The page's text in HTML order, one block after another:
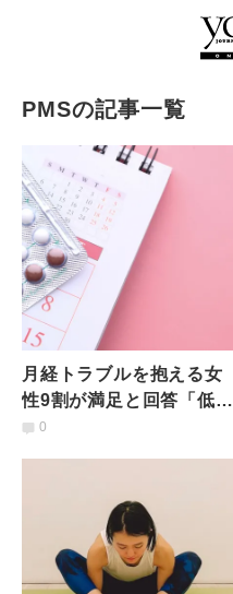
PMSの記事一覧
月経トラブルを抱える女
性9割が満足と回答「低容
量ピル」に関する調査結
0